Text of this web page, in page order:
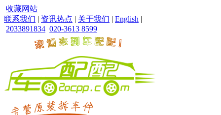
收藏网站
联系我们 | 资讯热点 | 关于我们 | English |
2033891834 020-3613 8599